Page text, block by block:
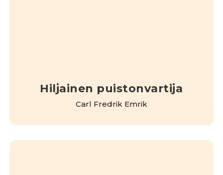
Hiljainen puistonvartija
Carl Fredrik Emrik